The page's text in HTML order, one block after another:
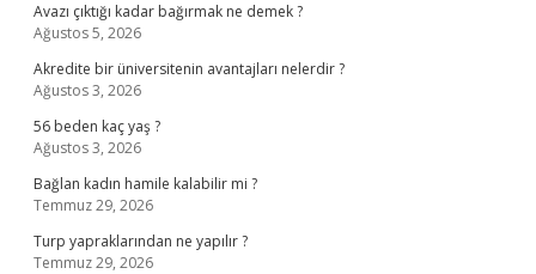
Avazı çıktığı kadar bağırmak ne demek ?
Ağustos 5, 2026
Akredite bir üniversitenin avantajları nelerdir ?
Ağustos 3, 2026
56 beden kaç yaş ?
Ağustos 3, 2026
Bağlan kadın hamile kalabilir mi ?
Temmuz 29, 2026
Turp yapraklarından ne yapılır ?
Temmuz 29, 2026